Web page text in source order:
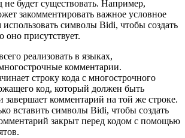
не будет существовать. Например,
закомментировать важное условное
символы Bidi, чтобы создать
оно присутствует.
реализовать в языках,
комментарии.
строку кода с многострочного
код, который должен быть
завершает комментарий на той же строке.
вставить символы Bidi, чтобы создать
закрыт перед кодом с помощью